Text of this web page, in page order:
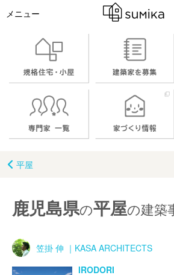
メニュー
平屋
鹿児島県の平屋の建築
笠掛 伸 ｜KASA ARCHITECTS
IRODORI